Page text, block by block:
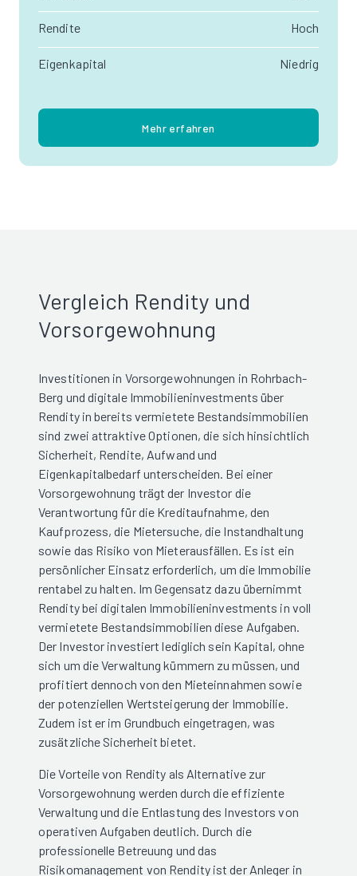
Rendite Hoch
Eigenkapital Niedrig
Mehr erfahren
Vergleich Rendity und
Vorsorgewohnung
Investitionen in Vorsorgewohnungen in Rohrbach-
Berg und digitale Immobilieninvestments über
Rendity in bereits vermietete Bestandsimmobilien
sind zwei attraktive Optionen, die sich hinsichtlich
Sicherheit, Rendite, Aufwand und
Eigenkapitalbedarf unterscheiden. Bei einer
Vorsorgewohnung trägt der Investor die
Verantwortung für die Kreditaufnahme, den
Kaufprozess, die Mietersuche, die Instandhaltung
sowie das Risiko von Mieterausfällen. Es ist ein
persönlicher Einsatz erforderlich, um die Immobilie
rentabel zu halten. Im Gegensatz dazu übernimmt
Rendity bei digitalen Immobilieninvestments in voll
vermietete Bestandsimmobilien diese Aufgaben.
Der Investor investiert lediglich sein Kapital, ohne
sich um die Verwaltung kümmern zu müssen, und
profitiert dennoch von den Mieteinnahmen sowie
der potenziellen Wertsteigerung der Immobilie.
Zudem ist er im Grundbuch eingetragen, was
zusätzliche Sicherheit bietet.
Die Vorteile von Rendity als Alternative zur
Vorsorgewohnung werden durch die effiziente
Verwaltung und die Entlastung des Investors von
operativen Aufgaben deutlich. Durch die
professionelle Betreuung und das
Risikomanagement von Rendity ist der Anleger in